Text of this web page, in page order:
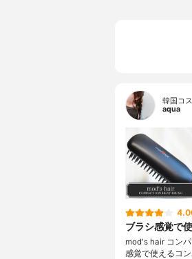
韓国コ
aqua
ブラシ感覚で
mod's hair コン
感覚で使えるコ